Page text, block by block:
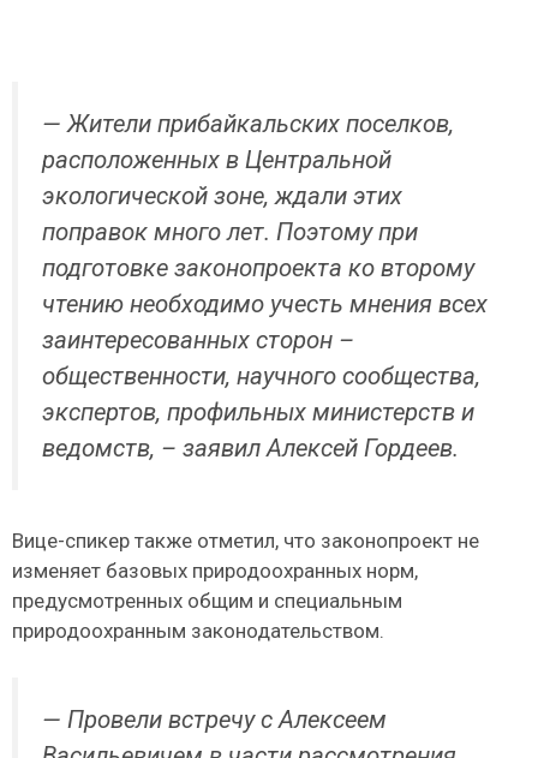
— Жители прибайкальских поселков,
расположенных в Центральной
экологической зоне, ждали этих
поправок много лет. Поэтому при
подготовке законопроекта ко второму
чтению необходимо учесть мнения всех
заинтересованных сторон –
общественности, научного сообщества,
экспертов, профильных министерств и
ведомств, – заявил Алексей Гордеев.
Вице-спикер также отметил, что законопроект не
изменяет базовых природоохранных норм,
предусмотренных общим и специальным
природоохранным законодательством.
— Провели встречу с Алексеем